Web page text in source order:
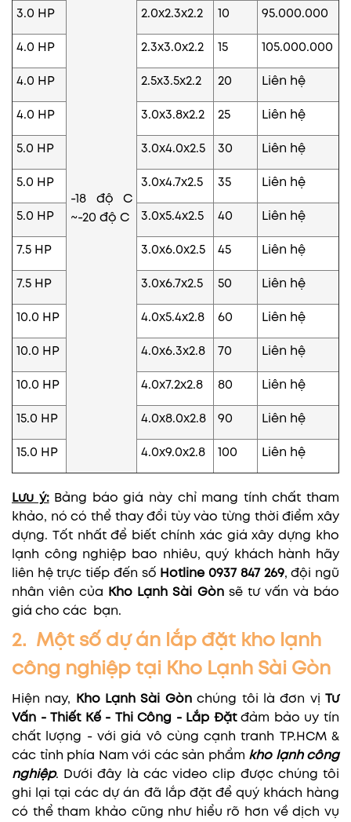
-18 độ C
~-20 độ C
3.0 HP 2.0x2.3x2.2 10 95.000.000
4.0 HP 2.3x3.0x2.2 15 105.000.000
4.0 HP 2.5x3.5x2.2 20 Liên hệ
4.0 HP 3.0x3.8x2.2 25 Liên hệ
5.0 HP 3.0x4.0x2.5 30 Liên hệ
5.0 HP 3.0x4.7x2.5 35 Liên hệ
5.0 HP 3.0x5.4x2.5 40 Liên hệ
7.5 HP 3.0x6.0x2.5 45 Liên hệ
7.5 HP 3.0x6.7x2.5 50 Liên hệ
10.0 HP 4.0x5.4x2.8 60 Liên hệ
10.0 HP 4.0x6.3x2.8 70 Liên hệ
10.0 HP 4.0x7.2x2.8 80 Liên hệ
15.0 HP 4.0x8.0x2.8 90 Liên hệ
15.0 HP 4.0x9.0x2.8 100 Liên hệ
Lưu ý:Bảng báo giá này chỉ mang tính chất tham
khảo, nó có thể thay đổi tùy vào từng thời điểm xây
dựng. Tốt nhất để biết chính xác giá xây dựng kho
lạnh công nghiệp bao nhiêu, quý khách hành hãy
liên hệ trực tiếp đến số Hotline 0937 847 269, đội ngũ
nhân viên của
Kho Lạnh Sài Gònsẽ tư vấn và báo
giá cho các bạn.
2. Một số dự án lắp đặt kho lạnh
công nghiệp tại Kho Lạnh Sài Gòn
Hiện nay, Kho Lạnh Sài Gònchúng tôi là đơn vịTư
Vấn - Thiết Kế - Thi Công - Lắp Đặtđảm bảo uy tín
chất lượng - với giá vô cùng cạnh tranh TP.HCM &
các tỉnh phía Nam với các sản phẩm kho lạnh công
nghiệp. Dưới đây là các video clip được chúng tôi
ghi lại tại các dự án đã lắp đặt để quý khách hàng
có thể tham khảo cũng như hiểu rõ hơn về dịch vụ